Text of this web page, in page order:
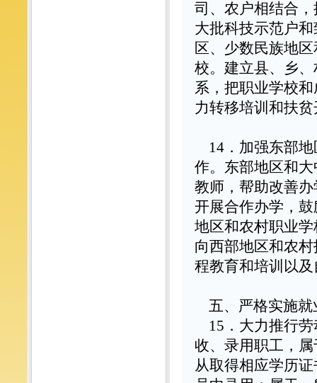
司、农户相结合
大批科技示范户
区、少数民族地
校。建立县、乡
系，把职业学校
力转移培训和扶
14 ．加强东部
作。东部地区和
教师，帮助改善
开展合作办学，
地区和农村职业
向西部地区和农
程教育和培训以
五、严格实施
15 ．大力推行
收、录用职工，
从取得相应学历